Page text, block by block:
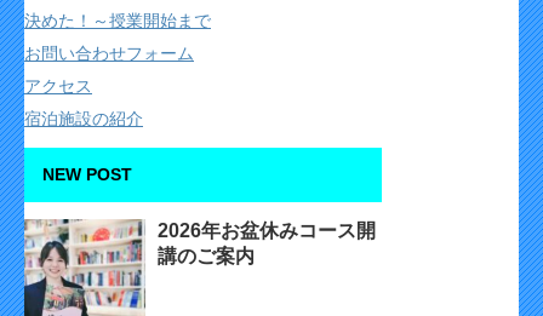
決めた！～授業開始まで
お問い合わせフォーム
アクセス
宿泊施設の紹介
NEW POST
2026年お盆休みコース開
講のご案内